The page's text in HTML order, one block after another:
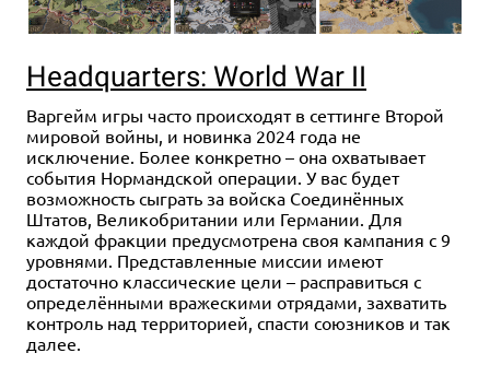
Headquarters: World War II
Варгейм игры часто происходят в сеттинге Второй
мировой войны, и новинка 2024 года не
исключение. Более конкретно – она охватывает
события Нормандской операции. У вас будет
возможность сыграть за войска Соединённых
Штатов, Великобритании или Германии. Для
каждой фракции предусмотрена своя кампания с 9
уровнями. Представленные миссии имеют
достаточно классические цели – расправиться с
определёнными вражескими отрядами, захватить
контроль над территорией, спасти союзников и так
далее.